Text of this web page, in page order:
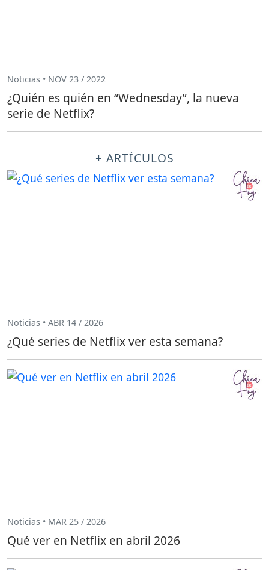
Noticias • NOV 23 / 2022
¿Quién es quién en “Wednesday”, la nueva
serie de Netflix?
+ ARTÍCULOS
Noticias • ABR 14 / 2026
¿Qué series de Netflix ver esta semana?
Noticias • MAR 25 / 2026
Qué ver en Netflix en abril 2026